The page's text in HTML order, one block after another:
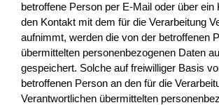
betroffene Person per E-Mail oder über ein
den Kontakt mit dem für die Verarbeitung
aufnimmt, werden die von der betroffenen
übermittelten personenbezogenen Daten
gespeichert. Solche auf freiwilliger Basis
betroffenen Person an den für die
Verantwortlichen übermittelten